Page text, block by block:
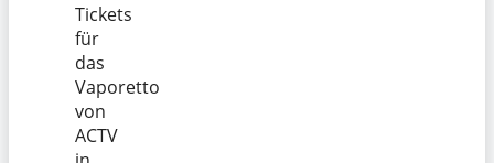
Tickets
für
das
Vaporetto
von
ACTV